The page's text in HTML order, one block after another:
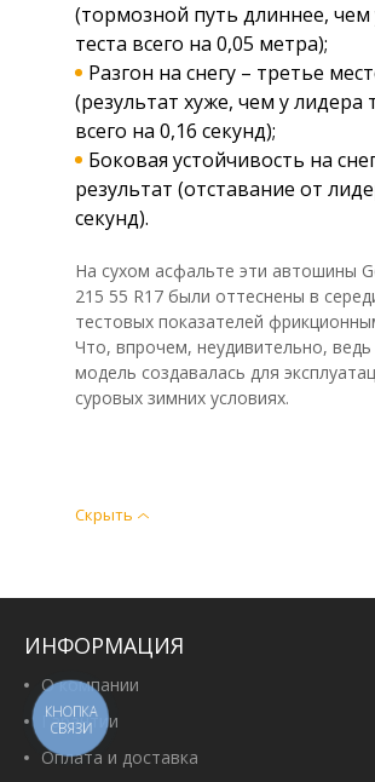
(тормозной путь длиннее, чем
теста всего на 0,05 метра);
Разгон на снегу – третье
(результат хуже, чем у лидера
всего на 0,16 секунд);
Боковая устойчивость на
результат (отставание от
секунд).
На сухом асфальте эти автошины
215 55 R17 были оттеснены в
тестовых показателей
Что, впрочем, неудивительно, ведь
модель создавалась для
суровых зимних условиях.
Скрыть
ИНФОРМАЦИЯ
О компании
Гарантии
Оплата и доставка
КНОПКА
СВЯЗИ